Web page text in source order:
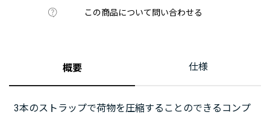
この商品について問い合わせる
概要 仕様
3本のストラップで荷物を圧縮することのできるコンプ